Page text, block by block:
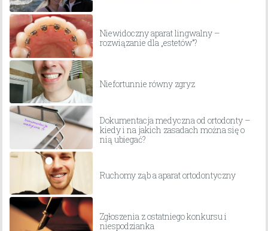
Niewidoczny aparat lingwalny –
rozwiązanie dla „estetów”?
Niefortunnie równy zgryz
Dokumentacja medyczna od ortodonty –
kiedy i na jakich zasadach można się o
nią ubiegać?
Ruchomy ząb a aparat ortodontyczny
Zgłoszenia z ostatniego konkursu i
niespodzianka